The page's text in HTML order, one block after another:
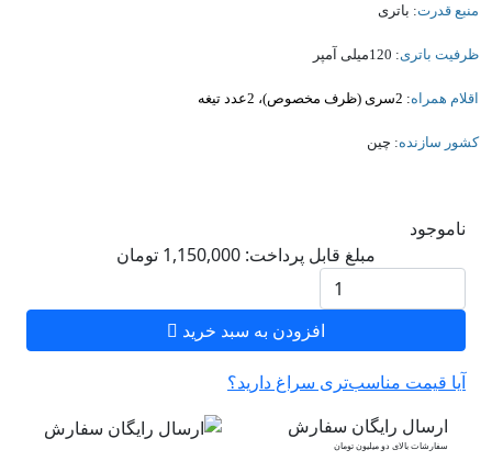
منبع قدرت: باتری
ظرفیت باتری: 120میلی آمپر
اقلام همراه: 2سری (ظرف مخصوص)، 2عدد تیغه
کشور سازنده: چین
ناموجود
مبلغ قابل پرداخت: 1,150,000 تومان
افزودن به سبد خرید
آیا قیمت مناسب‌تری سراغ دارید؟
ارسال رایگان سفارش
سفارشات بالای دو میلیون تومان